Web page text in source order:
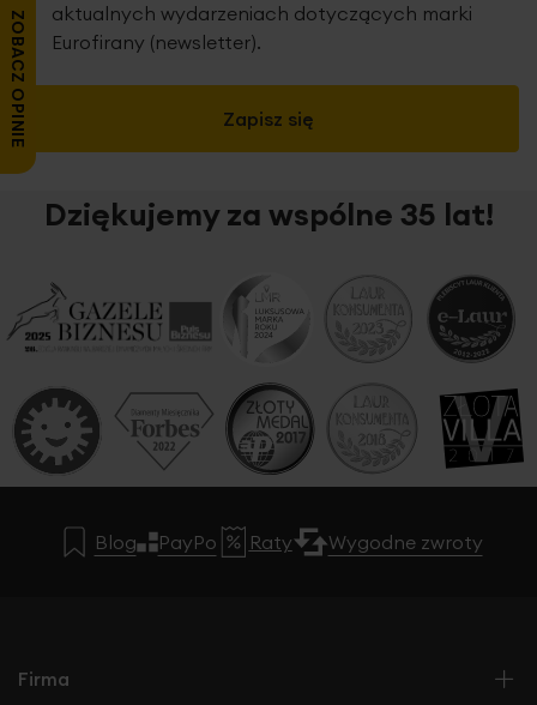
Zapisz się
aktualnych wydarzeniach dotyczących marki
Eurofirany (newsletter).
Dziękujemy za wspólne 35 lat!
Blog PayPo Raty Wygodne zwroty
Firma
ZOBACZ OPINIE